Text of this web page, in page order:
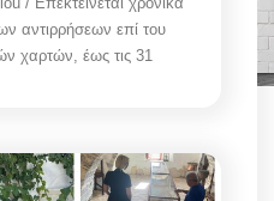
αντιρρήσεων επί του
χαρτών, έως τις 31
η ανάρτηση